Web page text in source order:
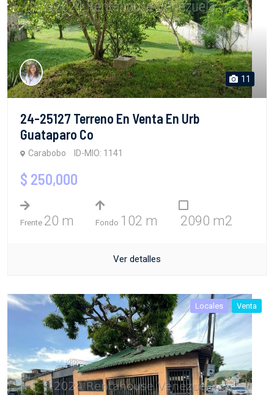
11
24-25127 Terreno En Venta En Urb
Guataparo Co
Carabobo ID-MIO: 1141
$ 250,000
Frente 20 m Fondo 102 m 2090 m2
Ver detalles
Locales Venta